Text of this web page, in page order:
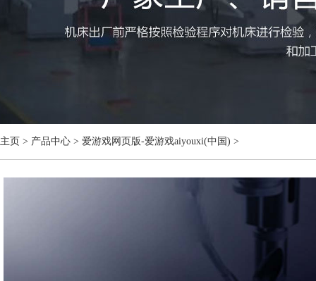
主页 > 产品中心 > 爱游戏网页版-爱游戏aiyouxi(中国) >